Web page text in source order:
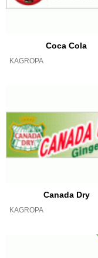
Coca Cola
KAGROPA
Canada Dry
KAGROPA